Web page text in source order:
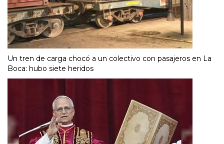
Un tren de carga chocó a un colectivo con pasajeros en La
Boca: hubo siete heridos